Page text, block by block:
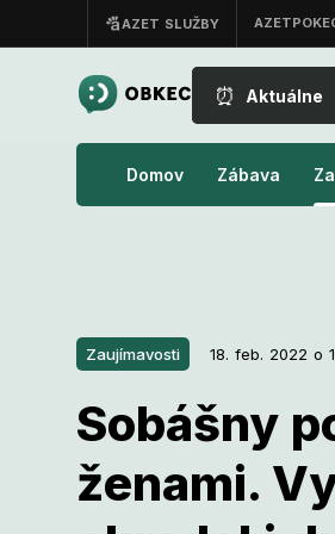
⏰ Aktuálne
Nový
Domov Zábava
Zaujímavosti 18. feb. 2022 o
Sobášny
ženami.
Zaujímavosti